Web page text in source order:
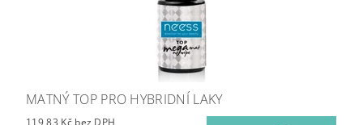
MATNÝ TOP PRO HYBRIDNÍ LAKY